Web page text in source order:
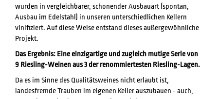
wurden in vergleichbarer, schonender Ausbauart (spontan,
Ausbau im Edelstahl) in unseren unterschiedlichen Kellern
vinifiziert. Auf diese Weise entstand dieses außergewöhnliche
Projekt.
Das Ergebnis: Eine einzigartige und zugleich mutige Serie von
9 Riesling-Weinen aus 3 der renommiertesten Riesling-Lagen.
Da es im Sinne des Qualitätsweines nicht erlaubt ist,
landesfremde Trauben im eigenen Keller auszubauen - auch,